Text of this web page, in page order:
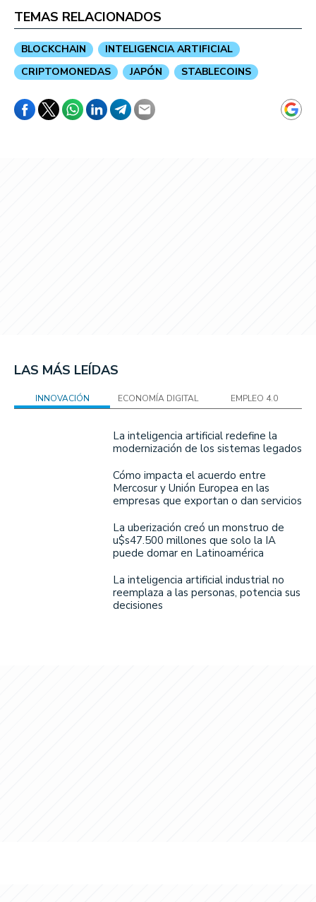
TEMAS RELACIONADOS
BLOCKCHAIN
INTELIGENCIA ARTIFICIAL
CRIPTOMONEDAS
JAPÓN STABLECOINS
LAS MÁS LEÍDAS
INNOVACIÓN ECONOMÍA DIGITAL EMPLEO 4.0
La inteligencia artificial redefine la
modernización de los sistemas legados
Cómo impacta el acuerdo entre
Mercosur y Unión Europea en las
empresas que exportan o dan servicios
La uberización creó un monstruo de
u$s47.500 millones que solo la IA
puede domar en Latinoamérica
La inteligencia artificial industrial no
reemplaza a las personas, potencia sus
decisiones